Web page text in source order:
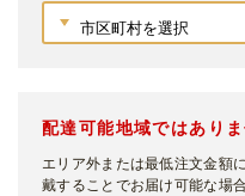
配達可能地域ではありま
エリア外または最低注文金額
戴することでお届け可能な場